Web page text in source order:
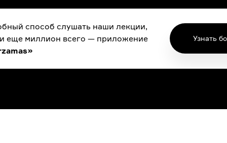
способ слушать наши лекции,
еще миллион всего — приложение
Узнать